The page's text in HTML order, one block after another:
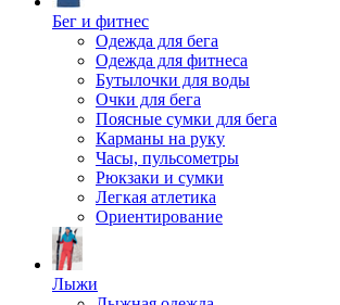
Бег и фитнес
Одежда для бега
Одежда для фитнеса
Бутылочки для воды
Очки для бега
Поясные сумки для бега
Карманы на руку
Часы, пульсометры
Рюкзаки и сумки
Легкая атлетика
Ориентирование
Лыжи